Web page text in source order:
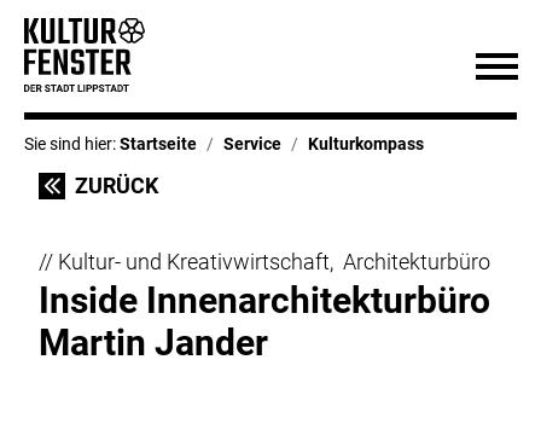
Sie sind hier:Startseite Service Kulturkompass
ZURÜCK
// Kultur- und Kreativwirtschaft, Architekturbüro
Inside Innenarchitekturbüro
Martin Jander